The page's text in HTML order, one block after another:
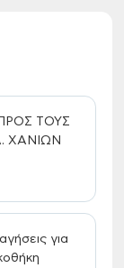
ΤΟΥΣ
ΧΑΝΙΩΝ
για